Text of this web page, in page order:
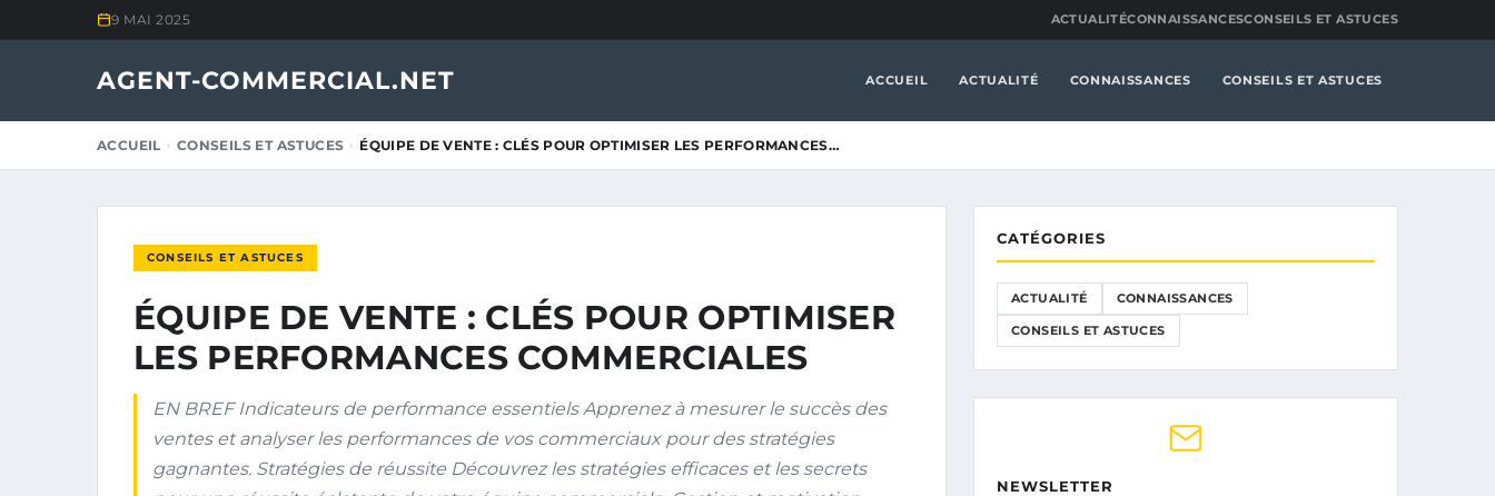
9 MAI 2025 ACTUALITÉCONNAISSANCESCONSEILS ET ASTUCES
AGENT-COMMERCIAL.NET ACCUEIL ACTUALITÉ CONNAISSANCES CONSEILS ET ASTUCES
ACCUEIL CONSEILS ET ASTUCES ÉQUIPE DE VENTE : CLÉS POUR OPTIMISER LES PERFORMANCES…
CONSEILS ET ASTUCES
ÉQUIPE DE VENTE : CLÉS POUR OPTIMISER
LES PERFORMANCES COMMERCIALES
EN BREF Indicateurs de performance essentiels Apprenez à mesurer le succès des
ventes et analyser les performances de vos commerciaux pour des stratégies
gagnantes. Stratégies de réussite Découvrez les stratégies efficaces et les secrets
CATÉGORIES
ACTUALITÉ CONNAISSANCES
CONSEILS ET ASTUCES
NEWSLETTER